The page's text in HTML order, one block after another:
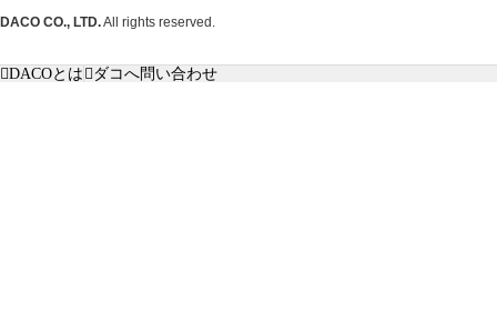
DACO CO., LTD.All rights reserved.
DACOとは ダコへ問い合わせ